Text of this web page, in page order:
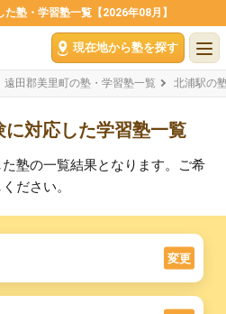
塾・学習塾一覧【2026年08月】
現在地から塾を探す
遠田郡美里町の塾・学習塾一覧 北浦駅の
対応した学習塾一覧
塾の一覧結果となります。ご希
ださい。
変更